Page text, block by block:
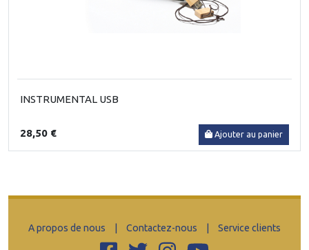
INSTRUMENTAL USB
28,50 € Ajouter au panier
A propos de nous Contactez-nous Service clients